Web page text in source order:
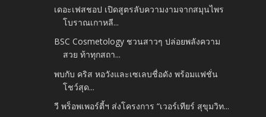
เดอะเฟสชอป เปิดสูตรลับความงามจากสมุนไพร
โบราณเกาหลี...
BSC Cosmetology ชวนสาวๆ ปล่อยพลังความ
สวย ท้าทุกสถา...
พบกับ คริส หอวังและเซเลบชื่อดัง พร้อมแฟชั่น
โชว์สุด...
วี พร็อพเพอร์ตี้ฯ ส่งโครงการ “เวอร์เทียร์ สุขุมวิท...